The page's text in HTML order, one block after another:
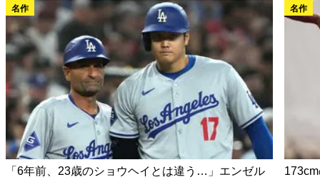
名作
「6年前、23歳のショウヘイとは違う…」エンゼル
名作